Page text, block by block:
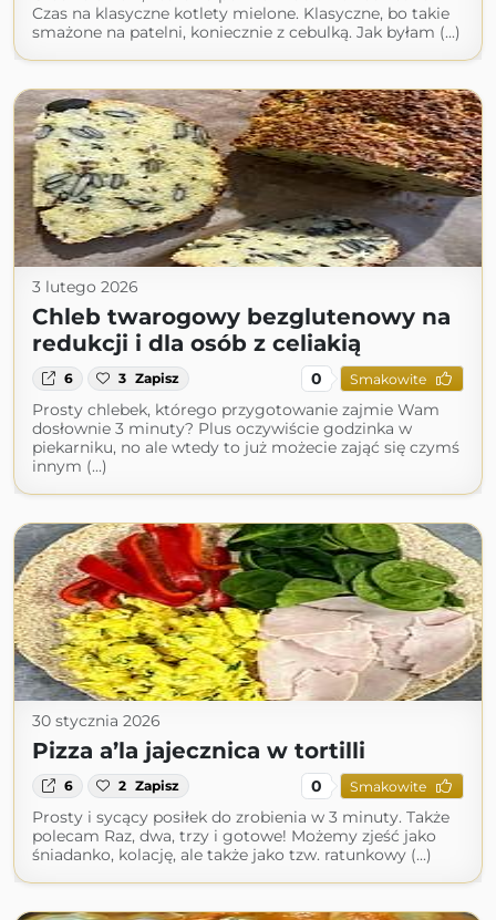
Czas na klasyczne kotlety mielone. Klasyczne, bo takie
smażone na patelni, koniecznie z cebulką. Jak byłam (...)
3 lutego 2026
Chleb twarogowy bezglutenowy na
redukcji i dla osób z celiakią
6 3 Zapisz 0 Smakowite
Prosty chlebek, którego przygotowanie zajmie Wam
dosłownie 3 minuty? Plus oczywiście godzinka w
piekarniku, no ale wtedy to już możecie zająć się czymś
innym (...)
30 stycznia 2026
Pizza a’la jajecznica w tortilli
6 2 Zapisz 0 Smakowite
Prosty i sycący posiłek do zrobienia w 3 minuty. Także
polecam Raz, dwa, trzy i gotowe! Możemy zjeść jako
śniadanko, kolację, ale także jako tzw. ratunkowy (...)